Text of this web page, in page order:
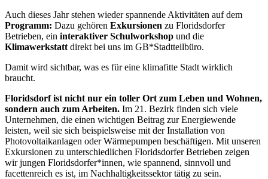
Auch dieses Jahr stehen wieder spannende Aktivitäten auf dem
Programm: Dazu gehören Exkursionen zu Floridsdorfer
Betrieben, ein interaktiver Schulworkshop und die
Klimawerkstatt direkt bei uns im GB*Stadtteilbüro.
Damit wird sichtbar, was es für eine klimafitte Stadt wirklich
braucht.
Floridsdorf ist nicht nur ein toller Ort zum Leben und Wohnen,
sondern auch zum Arbeiten. Im 21. Bezirk finden sich viele
Unternehmen, die einen wichtigen Beitrag zur Energiewende
leisten, weil sie sich beispielsweise mit der Installation von
Photovoltaikanlagen oder Wärmepumpen beschäftigen. Mit unseren
Exkursionen zu unterschiedlichen Floridsdorfer Betrieben zeigen
wir jungen Floridsdorfer*innen, wie spannend, sinnvoll und
facettenreich es ist, im Nachhaltigkeitssektor tätig zu sein.